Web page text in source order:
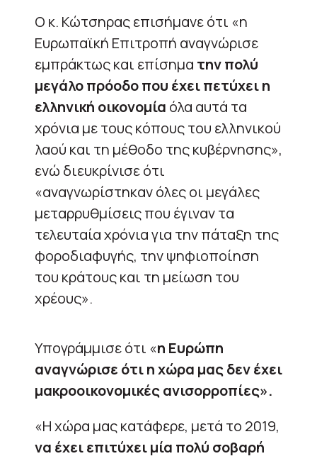
Ο κ. Κώτσηρας επισήμανε ότι «η
Ευρωπαϊκή Επιτροπή αναγνώρισε
εμπράκτως και επίσημα την πολύ
μεγάλο πρόοδο που έχει πετύχει η
ελληνική οικονομία όλα αυτά τα
χρόνια με τους κόπους του ελληνικού
λαού και τη μέθοδο της κυβέρνησης»,
ενώ διευκρίνισε ότι
«αναγνωρίστηκαν όλες οι μεγάλες
μεταρρυθμίσεις που έγιναν τα
τελευταία χρόνια για την πάταξη της
φοροδιαφυγής, την ψηφιοποίηση
του κράτους και τη μείωση του
χρέους».
Υπογράμμισε ότι «η Ευρώπη
αναγνώρισε ότι η χώρα μας δεν έχει
μακροοικονομικές ανισορροπίες».
«Η χώρα μας κατάφερε, μετά το 2019,
να έχει επιτύχει μία πολύ σοβαρή